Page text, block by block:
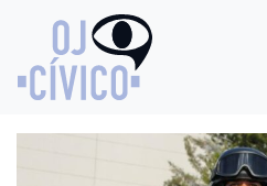
Archivo de
común